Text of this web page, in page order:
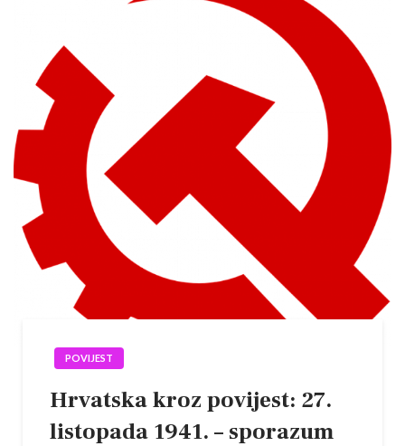
POVIJEST
Hrvatska kroz povijest: 27.
listopada 1941. – sporazum